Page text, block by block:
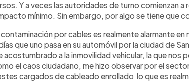
Y a veces las autoridades de turno comienzan a
mínimo. Sin embargo, por algo se tiene que
por cables es realmente alarmante en
que uno pasa en su automóvil por la ciudad de
a la inmovilidad vehicular, la que nos
el caos ciudadano, me hizo observar por el
cargados de cableado enrollado lo que es